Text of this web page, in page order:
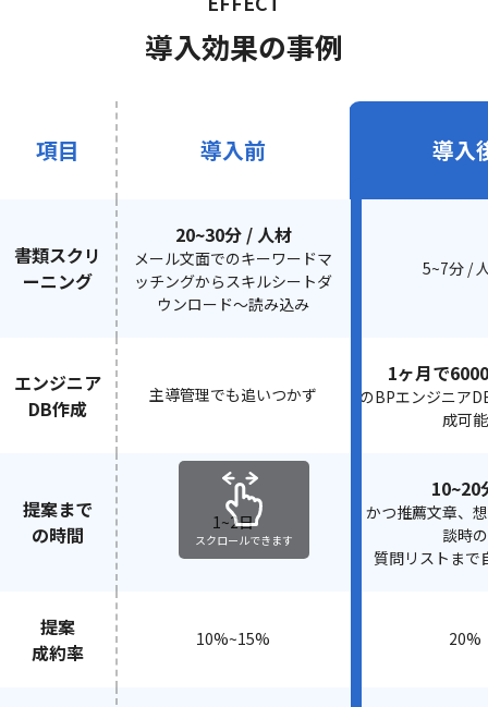
導入効果の事例
項目 導入前 導入
書類スクリ
ーニング
20~30分 / 人材
メール文面でのキーワードマ
ッチングからスキルシートダ
ウンロード〜読み込み
5~7分 /
エンジニア
DB作成
主導管理でも追いつかず
1ヶ月で
のBPエンジニア
成可能
提案まで
の時間
1~2日
10~20
かつ推薦文章、
談時の
質問リストまで
提案
成約率
10%~15% 20%
スクロールできます